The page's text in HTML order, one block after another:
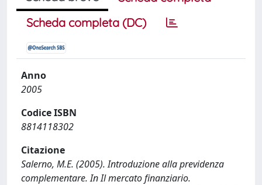
Scheda completa (DC)
Anno
2005
Codice ISBN
8814118302
Citazione
Salerno, M.E. (2005). Introduzione alla previdenza
complementare. In Il mercato finanziario.